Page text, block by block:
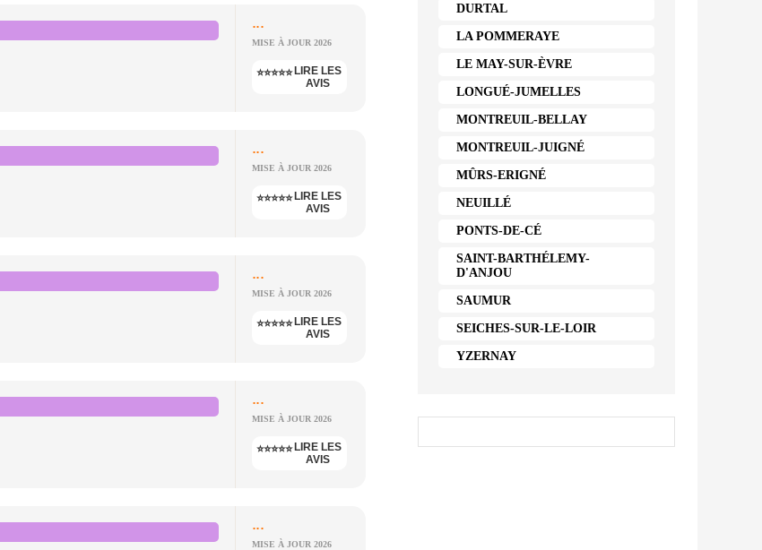
...
MISE À JOUR 2026
⭐⭐⭐⭐⭐ LIRE LES
AVIS
...
MISE À JOUR 2026
⭐⭐⭐⭐⭐ LIRE LES
AVIS
...
MISE À JOUR 2026
⭐⭐⭐⭐⭐ LIRE LES
AVIS
...
MISE À JOUR 2026
⭐⭐⭐⭐⭐ LIRE LES
AVIS
...
MISE À JOUR 2026
DURTAL
LA POMMERAYE
LE MAY-SUR-ÈVRE
LONGUÉ-JUMELLES
MONTREUIL-BELLAY
MONTREUIL-JUIGNÉ
MÛRS-ERIGNÉ
NEUILLÉ
PONTS-DE-CÉ
SAINT-BARTHÉLEMY-
D'ANJOU
SAUMUR
SEICHES-SUR-LE-LOIR
YZERNAY